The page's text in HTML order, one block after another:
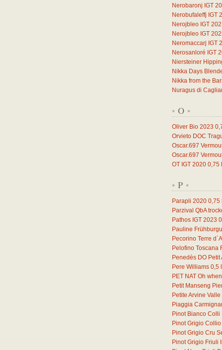
Nerobaronj IGT
Nerobufaleffj IGT
Nerojbleo IGT
Nerojbleo IGT
Neromaccarj IGT
Nerosanloré IGT
Niersteiner
Nikka Days
Nikka from the
Nuragus di
* O *
Oliver Bio 2023
Orvieto DOC
Oscar.697
Oscar.697
OT IGT 2020 0,75
* P *
Parapli 2020 0,75
Parzival QbA
Pathos IGT 2023
Pauline
Pecorino Terre
Pelofino Toscana
Penedès DO
Pere Williams 0,5
PET NAT Oh
Petit Manseng
Petite Arvine
Piaggia
Pinot Bianco
Pinot Grigio
Pinot Grigio Cru
Pinot Grigio Friuli